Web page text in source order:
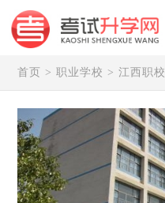
首页 >职业学校 >江西职校